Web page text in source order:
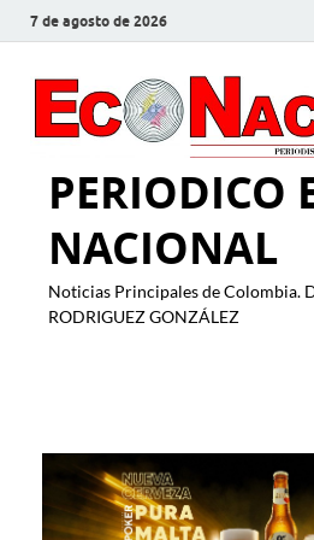
7 de agosto de 2026
PERIODICO
NACIONAL
Noticias Principales de Colombia.
RODRIGUEZ GONZÁLEZ